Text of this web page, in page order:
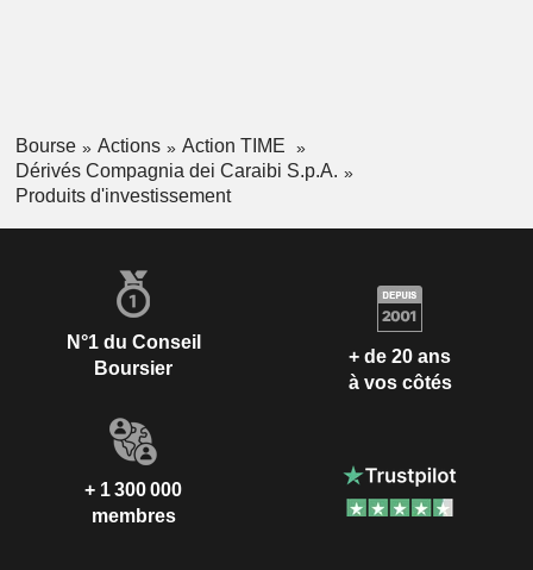
Bourse Actions
Action TIME
Dérivés Compagnia dei Caraibi S.p.A.
Produits d'investissement
N°1 du Conseil
Boursier
+ de 20 ans
à vos côtés
+ 1 300 000
membres